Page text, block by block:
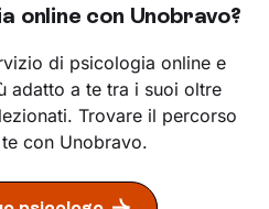
online con Unobravo?
di psicologia online e
adatto a te tra i suoi oltre
Trovare il percorso
con Unobravo.